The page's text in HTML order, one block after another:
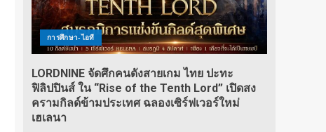
การศึกษา-ไอที
LORDNINE จัดศึกคนดังสายเกม ไทย ปะทะ
ฟิลิปปินส์ ใน “Rise of the Tenth Lord” เปิดสง
ครามกิลด์ข้ามประเทศ ฉลองเซิร์ฟเวอร์ใหม่
เฮเลนา